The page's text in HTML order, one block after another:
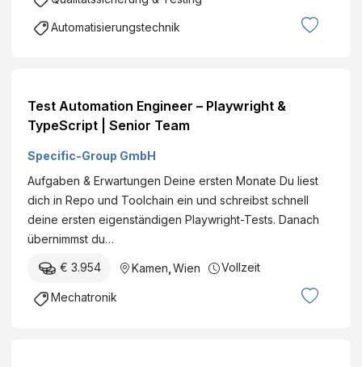
Automatisierungstechnik
Test Automation Engineer – Playwright &
TypeScript | Senior Team
Specific-Group GmbH
Aufgaben & Erwartungen Deine ersten Monate Du liest
dich in Repo und Toolchain ein und schreibst schnell
deine ersten eigenständigen Playwright-Tests. Danach
übernimmst du…
€ 3.954 Kamen Wien Vollzeit
Mechatronik